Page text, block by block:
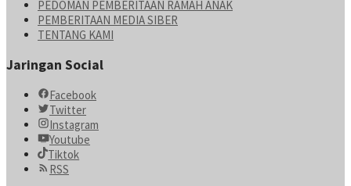
PEDOMAN PEMBERITAAN RAMAH ANAK
PEMBERITAAN MEDIA SIBER
TENTANG KAMI
Jaringan Social
Facebook
Twitter
Instagram
Youtube
Tiktok
RSS